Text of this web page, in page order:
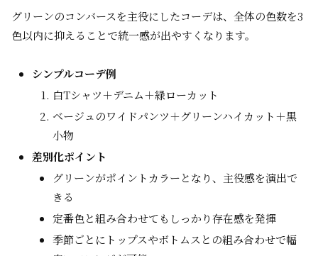
グリーンのコンバースを主役にしたコーデは、全体の色数を3
色以内に抑えることで統一感が出やすくなります。
シンプルコーデ例
白Tシャツ＋デニム＋緑ローカット
ベージュのワイドパンツ＋グリーンハイカット＋黒
小物
差別化ポイント
グリーンがポイントカラーとなり、主役感を演出で
きる
定番色と組み合わせてもしっかり存在感を発揮
季節ごとにトップスやボトムスとの組み合わせで幅